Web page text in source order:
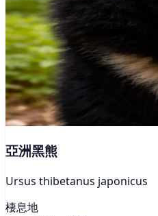
亞洲黑熊
Ursus thibetanus japonicus
棲息地